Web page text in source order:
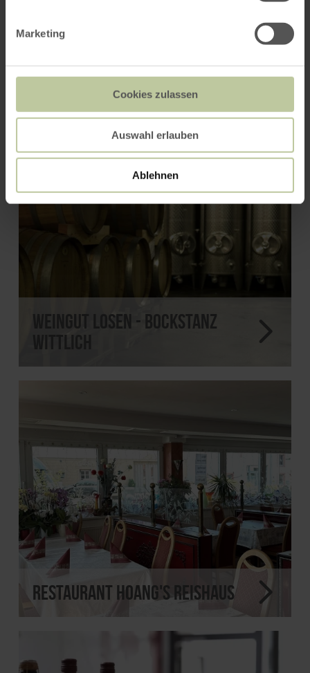
Marketing
Cookies zulassen
Auswahl erlauben
Ablehnen
Restaurant Sonnora Dreis
Weingut Losen - Bockstanz
Wittlich
Restaurant Hoang's Reishaus